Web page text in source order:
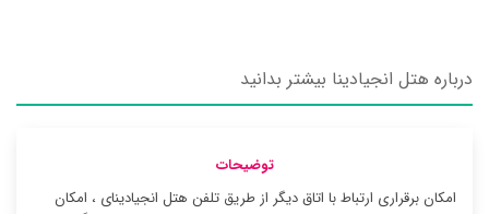
درباره هتل انجیادینا بیشتر بدانید
توضیحات
امکان برقراری ارتباط با اتاق دیگر از طریق تلفن هتل انجیادینای ، امکان